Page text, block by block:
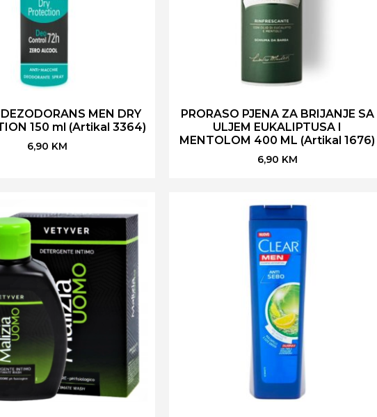
DEZODORANS MEN DRY
150 ml (Artikal 3364)
6,90 KM
PRORASO PJENA ZA BRIJANJE SA
ULJEM EUKALIPTUSA I
MENTOLOM 400 ML (Artikal 1676)
6,90 KM